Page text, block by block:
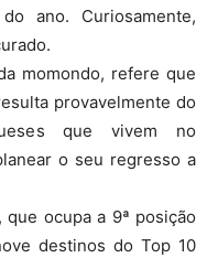
ano. Curiosamente,
momondo, refere que
provavelmente do
que vivem no
o seu regresso a
ocupa a 9ª posição
destinos do Top 10